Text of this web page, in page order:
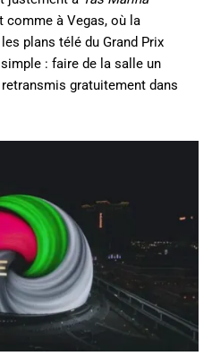
comme à Vegas, où la
plans télé du Grand Prix
: faire de la salle un
gratuitement dans